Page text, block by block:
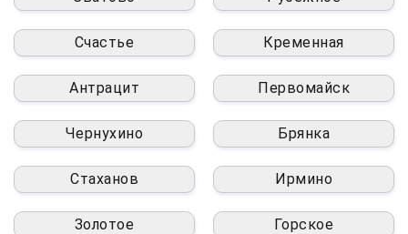
Счастье Кременная
Антрацит Первомайск
Чернухино Брянка
Стаханов Ирмино
Золотое Горское